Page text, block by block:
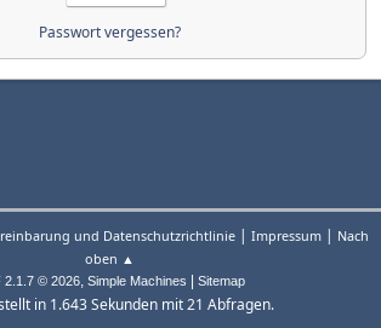
Passwort vergessen?
und Datenschutzrichtlinie| Impressum| Nach
oben ▲
2.1.7 © 2026, Simple Machines Sitemap
in 1.643 Sekunden mit 21 Abfragen.